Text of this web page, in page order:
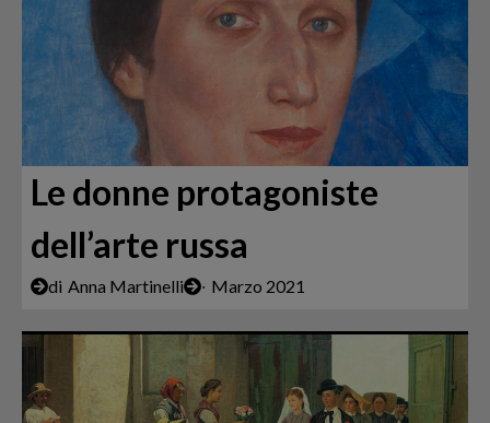
Le donne protagoniste
dell’arte russa
di Anna Martinelli ∙ Marzo 2021